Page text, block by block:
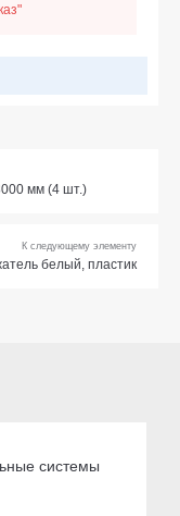
мм (4 шт.)
К следующему элементу
белый, пластик
системы